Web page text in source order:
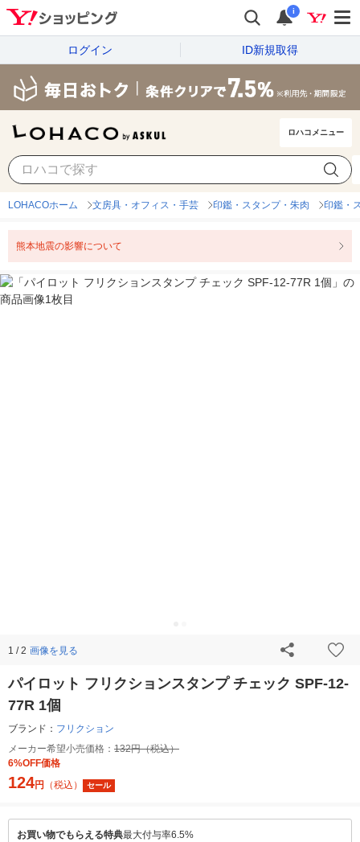
i
ログイン ID新規取得
ロハコメニュー
LOHACOホーム 文房具・オフィス・手芸 印鑑・スタンプ・朱肉 印鑑・
熊本地震の影響について
1 / 2 画像を見る
パイロット フリクションスタンプ チェック SPF-12-
77R 1個
ブランド： フリクション
メーカー希望小売価格： 132円（税込）
6%OFF価格
124円 （税込） セール
お買い物でもらえる特典最大付与率6.5%